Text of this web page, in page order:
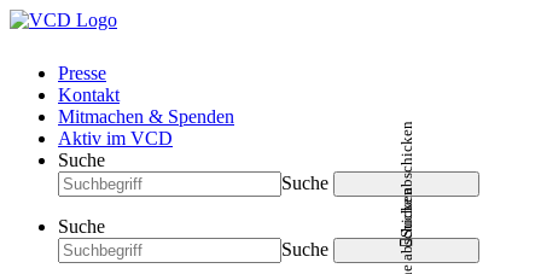
Presse
Kontakt
Mitmachen & Spenden
Aktiv im VCD
Suche
Suche
Suche abschicken
Suche
Suche
Suche abschicken